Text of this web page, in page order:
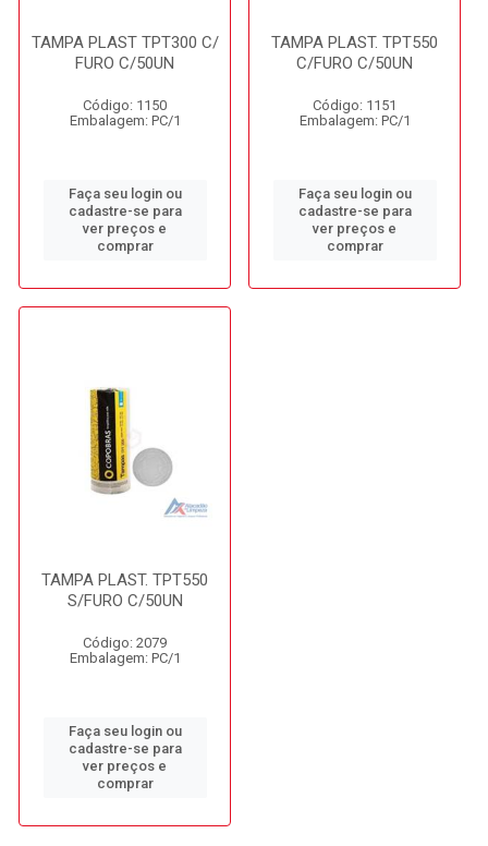
TAMPA PLAST TPT300 C/
FURO C/50UN
Código: 1150
Embalagem: PC/1
Faça seu login ou
cadastre-se para
ver preços e
comprar
TAMPA PLAST. TPT550
C/FURO C/50UN
Código: 1151
Embalagem: PC/1
Faça seu login ou
cadastre-se para
ver preços e
comprar
TAMPA PLAST. TPT550
S/FURO C/50UN
Código: 2079
Embalagem: PC/1
Faça seu login ou
cadastre-se para
ver preços e
comprar